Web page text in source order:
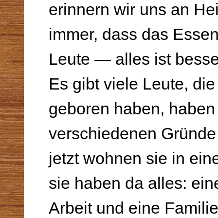
erinnern wir uns an
immer, dass das
Leute — alles ist
Es gibt viele Leute,
geboren haben,
verschiedenen
jetzt wohnen sie in
sie haben da alles:
Arbeit und eine